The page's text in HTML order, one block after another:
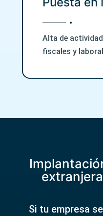
Alta de
fiscales y
Si tu empresa